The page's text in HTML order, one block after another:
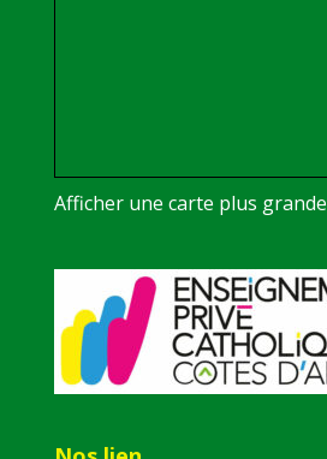
Afficher une carte plus grande